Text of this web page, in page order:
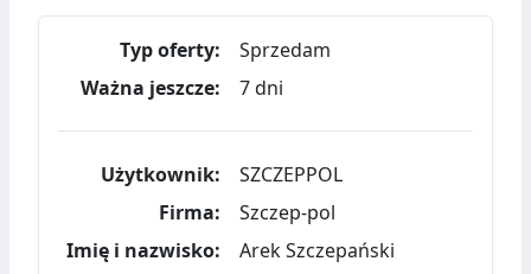
Typ oferty:
Sprzedam
Ważna jeszcze:
7 dni
Użytkownik:
SZCZEPPOL
Firma:
Szczep-pol
Imię i nazwisko:
Arek Szczepański